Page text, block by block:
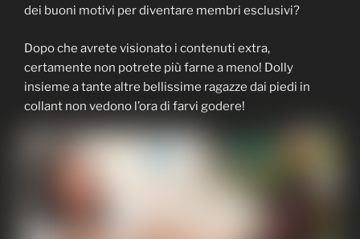
dei buoni motivi per diventare membri esclusivi?
Dopo che avrete visionato i contenuti extra,
certamente non potrete più farne a meno! Dolly
insieme a tante altre bellissime ragazze dai piedi in
collant non vedono l’ora di farvi godere!